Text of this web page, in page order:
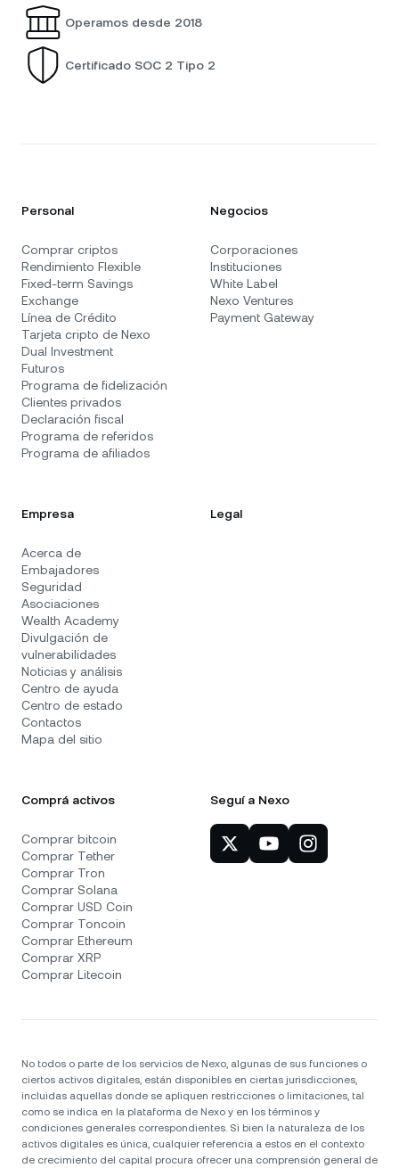
Operamos desde 2018
Certificado SOC 2 Tipo 2
Personal
Comprar criptos
Rendimiento Flexible
Fixed-term Savings
Exchange
Línea de Crédito
Tarjeta cripto de Nexo
Dual Investment
Futuros
Programa de fidelización
Clientes privados
Declaración fiscal
Programa de referidos
Programa de afiliados
Negocios
Corporaciones
Instituciones
White Label
Nexo Ventures
Payment Gateway
Empresa
Acerca de
Embajadores
Seguridad
Asociaciones
Wealth Academy
Divulgación de
vulnerabilidades
Noticias y análisis
Centro de ayuda
Centro de estado
Contactos
Mapa del sitio
Legal
Comprá activos
Comprar bitcoin
Comprar Tether
Comprar Tron
Comprar Solana
Comprar USD Coin
Comprar Toncoin
Comprar Ethereum
Comprar XRP
Comprar Litecoin
Seguí a Nexo
No todos o parte de los servicios de Nexo, algunas de sus funciones o
ciertos activos digitales, están disponibles en ciertas jurisdicciones,
incluidas aquellas donde se apliquen restricciones o limitaciones, tal
como se indica en la plataforma de Nexo y en los términos y
condiciones generales correspondientes. Si bien la naturaleza de los
activos digitales es única, cualquier referencia a estos en el contexto
de crecimiento del capital procura ofrecer una comprensión general de